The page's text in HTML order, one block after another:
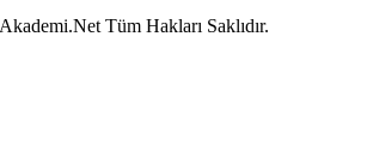
Tüm Hakları Saklıdır.